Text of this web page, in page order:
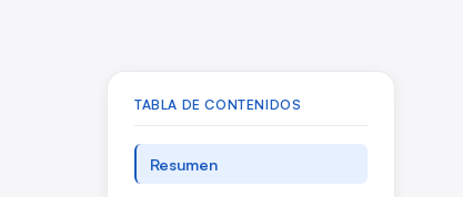
TABLA DE CONTENIDOS
Resumen